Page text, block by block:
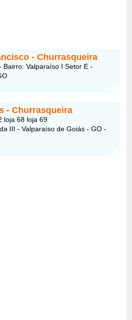
- Churrasqueira
Valparaíso I Setor E -
- Churrasqueira
loja 68 loja 69
III - Valparaíso de Goiás - GO -